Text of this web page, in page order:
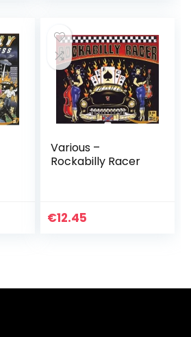
Various –
Rockabilly Racer
€12.45